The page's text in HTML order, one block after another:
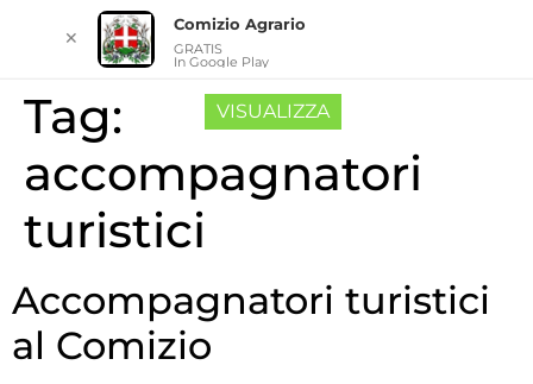
Tag:
accompagnatori
turistici
Accompagnatori turistici
al Comizio
✕
Comizio Agrario
GRATIS
In Google Play
VISUALIZZA